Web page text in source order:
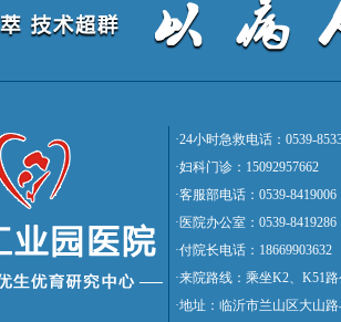
·24小时急救电话：0539-
·妇科门诊：15092957662
·客服部电话：0539-8419006
·医院办公室：0539-8419286
·付院长电话：18669903632
·来院路线：乘坐K2、K51
·地址：临沂市兰山区大山